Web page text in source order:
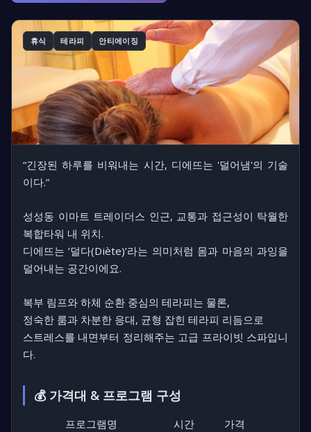
휴식 테라피 안티에이징
“긴장된 하루를 비워내는 시간, 디에뜨는 '덜어냄'의 기술
이다.”
성성동 이마트 트레이더스 인근, 교통과 접근성이 탁월한
복합타워 내 위치.
디에뜨는 ‘덜다(Diète)’라는 의미처럼 몸과 마음의 과잉을
덜어내는 공간이에요.
복부 림프와 하체 순환 중심의 테라피는 물론,
정숙한 룸과 차분한 응대, 균형 잡힌 테라피 리듬으로
스트레스를 내면부터 정리해주는 고급 프라이빗 스파입니
다.
💰 가격대 & 프로그램 구성
프로그램명 시간
가격